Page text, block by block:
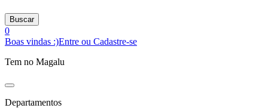
Buscar
0
Boas vindas :)Entre ou Cadastre-se
Tem no Magalu
Departamentos